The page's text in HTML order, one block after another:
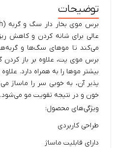
توضیحات
خون و در نتیجه تقویت مو می‌شود.
ویژگی‌های محصول:
طراحی کاربردی
دارای قابلیت ماساژ